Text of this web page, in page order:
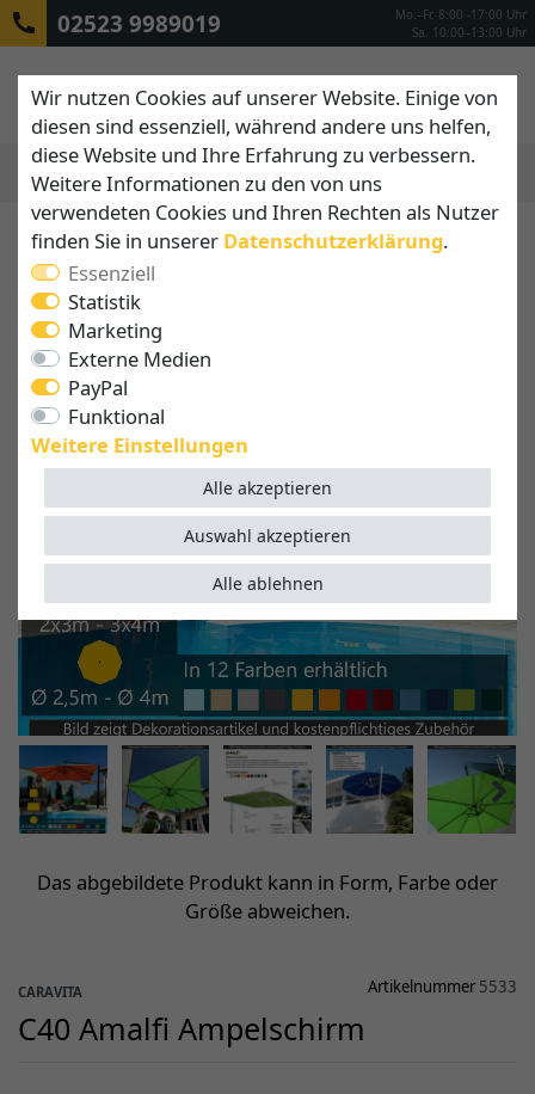
02523 9989019
Mo.–Fr. 8:00 -17:00 Uhr
Sa. 10:00–13:00 Uhr
Das abgebildete Produkt kann in Form, Farbe oder
Größe abweichen.
CARAVITA Artikelnummer 5533
C40 Amalfi Ampelschirm
Wir nutzen Cookies auf unserer Website. Einige von
diesen sind essenziell, während andere uns helfen,
diese Website und Ihre Erfahrung zu verbessern.
Weitere Informationen zu den von uns
verwendeten Cookies und Ihren Rechten als Nutzer
finden Sie in unserer Daten­schutz­erklärung.
Essenziell
Statistik
Marketing
Externe Medien
PayPal
Funktional
Weitere Einstellungen
Alle akzeptieren
Alle ablehnen
Auswahl akzeptieren